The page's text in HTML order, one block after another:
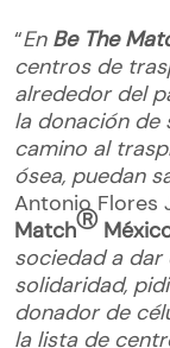
“En Be The
centros de
alrededor del
la donación de
camino al
ósea, puedan
Antonio Flores
MatchⓇ Méxic
sociedad a
solidaridad,
donador de
la lista de